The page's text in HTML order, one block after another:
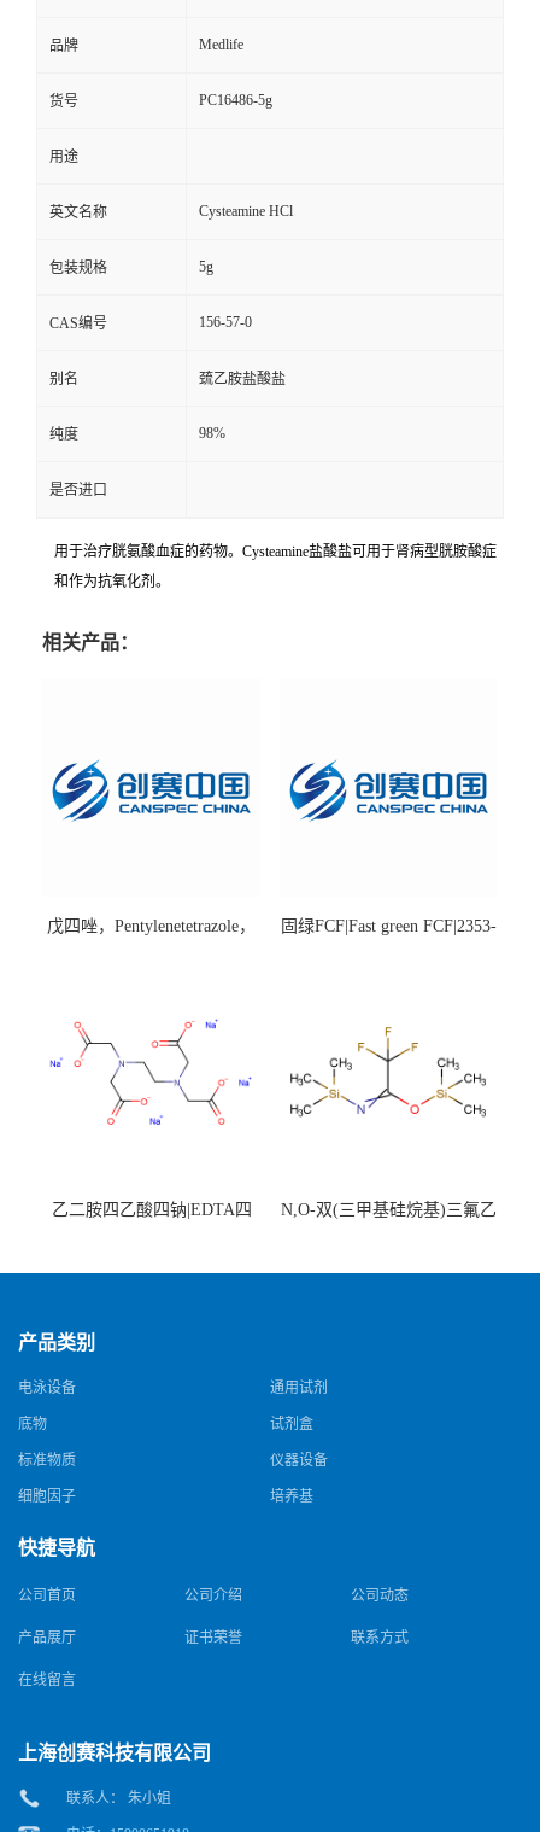
品牌 Medlife
货号 PC16486-5g
用途
英文名称 Cysteamine HCl
包装规格 5g
CAS编号 156-57-0
别名 巯乙胺盐酸盐
纯度 98%
是否进口
用于治疗胱氨酸血症的药物。Cysteamine盐酸盐可用于肾病型胱胺酸症
和作为抗氧化剂。
相关产品：
戊四唑，Pentylenetetrazole，
固绿FCF|Fast green FCF|2353-
乙二胺四乙酸四钠|EDTA四
N,O-双(三甲基硅烷基)三氟乙
产品类别
电泳设备 通用试剂
底物 试剂盒
标准物质 仪器设备
细胞因子 培养基
快捷导航
公司首页 公司介绍 公司动态
产品展厅 证书荣誉 联系方式
在线留言
上海创赛科技有限公司
联系人： 朱小姐